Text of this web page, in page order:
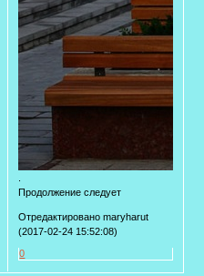
Продолжение следует
Отредактировано maryharut
(2017-02-24 15:52:08)
0